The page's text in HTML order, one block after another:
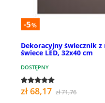
-5%
Dekoracyjny świecznik z
świece LED, 32x40 cm
DOSTĘPNY
zł 68,17 zł 71,76